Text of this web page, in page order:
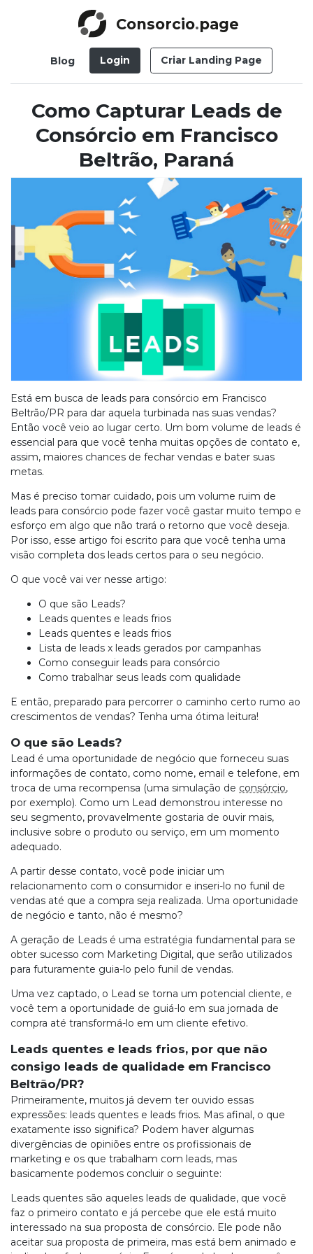
Consorcio.page
Blog Login Criar Landing Page
Como Capturar Leads de
Consórcio em Francisco
Beltrão, Paraná
Está em busca de leads para consórcio em Francisco
Beltrão/PR para dar aquela turbinada nas suas vendas?
Então você veio ao lugar certo. Um bom volume de leads é
essencial para que você tenha muitas opções de contato e,
assim, maiores chances de fechar vendas e bater suas
metas.
Mas é preciso tomar cuidado, pois um volume ruim de
leads para consórcio pode fazer você gastar muito tempo e
esforço em algo que não trará o retorno que você deseja.
Por isso, esse artigo foi escrito para que você tenha uma
visão completa dos leads certos para o seu negócio.
O que você vai ver nesse artigo:
O que são Leads?
Leads quentes e leads frios
Leads quentes e leads frios
Lista de leads x leads gerados por campanhas
Como conseguir leads para consórcio
Como trabalhar seus leads com qualidade
E então, preparado para percorrer o caminho certo rumo ao
crescimentos de vendas? Tenha uma ótima leitura!
O que são Leads?
Lead é uma oportunidade de negócio que forneceu suas
informações de contato, como nome, email e telefone, em
troca de uma recompensa (uma simulação de consórcio,
por exemplo). Como um Lead demonstrou interesse no
seu segmento, provavelmente gostaria de ouvir mais,
inclusive sobre o produto ou serviço, em um momento
adequado.
A partir desse contato, você pode iniciar um
relacionamento com o consumidor e inseri-lo no funil de
vendas até que a compra seja realizada. Uma oportunidade
de negócio e tanto, não é mesmo?
A geração de Leads é uma estratégia fundamental para se
obter sucesso com Marketing Digital, que serão utilizados
para futuramente guia-lo pelo funil de vendas.
Uma vez captado, o Lead se torna um potencial cliente, e
você tem a oportunidade de guiá-lo em sua jornada de
compra até transformá-lo em um cliente efetivo.
Leads quentes e leads frios, por que não
consigo leads de qualidade em Francisco
Beltrão/PR?
Primeiramente, muitos já devem ter ouvido essas
expressões: leads quentes e leads frios. Mas afinal, o que
exatamente isso significa? Podem haver algumas
divergências de opiniões entre os profissionais de
marketing e os que trabalham com leads, mas
basicamente podemos concluir o seguinte:
Leads quentes são aqueles leads de qualidade, que você
faz o primeiro contato e já percebe que ele está muito
interessado na sua proposta de consórcio. Ele pode não
aceitar sua proposta de primeira, mas está bem animado e